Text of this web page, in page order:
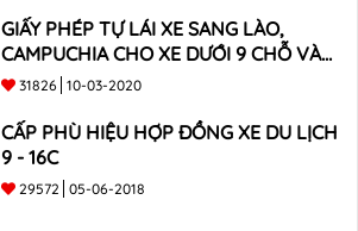
GIẤY PHÉP TỰ LÁI XE SANG LÀO,
CAMPUCHIA CHO XE DƯỚI 9 CHỖ VÀ
XE BÁN TẢI
31826 10-03-2020
CẤP PHÙ HIỆU HỢP ĐỒNG XE DU LỊCH
9 - 16C
29572 05-06-2018